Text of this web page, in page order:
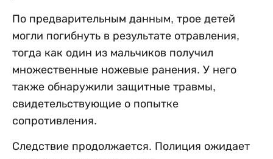
По предварительным данным, трое детей
могли погибнуть в результате отравления,
тогда как один из мальчиков получил
множественные ножевые ранения. У него
также обнаружили защитные травмы,
свидетельствующие о попытке
сопротивления.
Следствие продолжается. Полиция ожидает